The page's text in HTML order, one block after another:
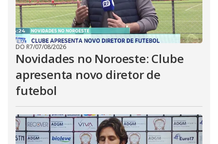
DO R7/07/08/2026
Novidades no Noroeste: Clube
apresenta novo diretor de
futebol